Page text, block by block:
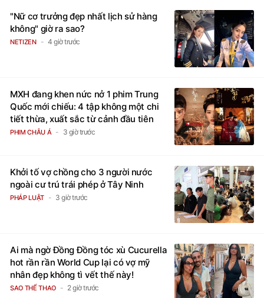
"Nữ cơ trưởng đẹp nhất lịch sử hàng
không" giờ ra sao?
NETIZEN 4 giờ trước
MXH đang khen nức nở 1 phim Trung
Quốc mới chiếu: 4 tập không một chi
tiết thừa, xuất sắc từ cảnh đầu tiên
PHIM CHÂU Á 3 giờ trước
Khởi tố vợ chồng cho 3 người nước
ngoài cư trú trái phép ở Tây Ninh
PHÁP LUẬT 3 giờ trước
Ai mà ngờ Đồng Đồng tóc xù Cucurella
hot rần rần World Cup lại có vợ mỹ
nhân đẹp không tì vết thế này!
SAO THỂ THAO 2 giờ trước